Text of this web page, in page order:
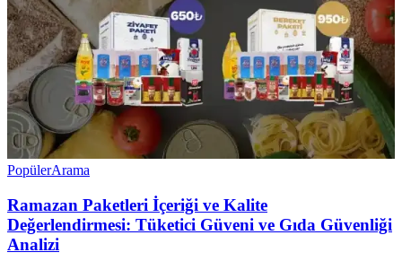
PopülerArama
Ramazan Paketleri İçeriği ve Kalite
Değerlendirmesi: Tüketici Güveni ve Gıda Güvenliği
Analizi